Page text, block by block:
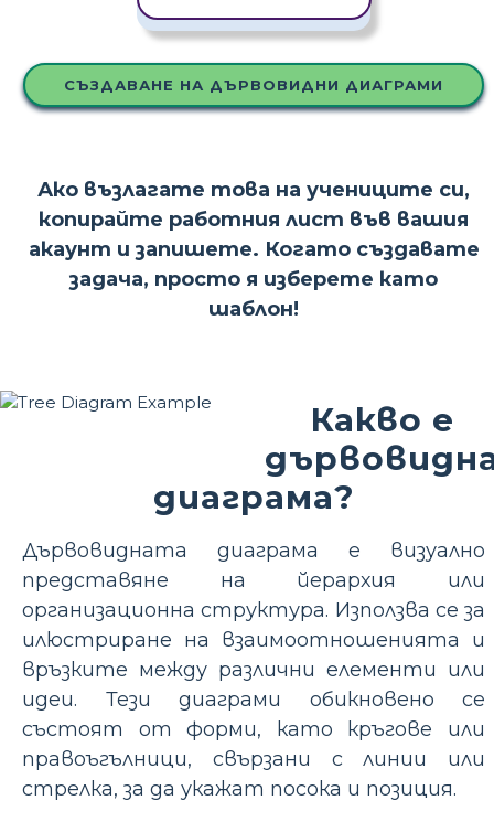
СЪЗДАВАНЕ НА ДЪРВОВИДНИ ДИАГРАМИ
Ако възлагате това на учениците си,
копирайте работния лист във вашия
акаунт и запишете. Когато създавате
задача, просто я изберете като
шаблон!
Какво е
диаграма?
Дървовидната диаграма е визуално
представяне на йерархия или
организационна структура. Използва се за
илюстриране на взаимоотношенията и
връзките между различни елементи или
идеи. Тези диаграми обикновено се
състоят от форми, като кръгове или
правоъгълници, свързани с линии или
стрелка, за да укажат посока и позиция.